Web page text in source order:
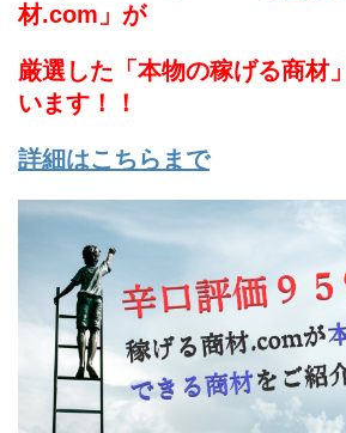
材.com」が
厳選した「本物の稼げる商材
います！！
詳細はこちらまで